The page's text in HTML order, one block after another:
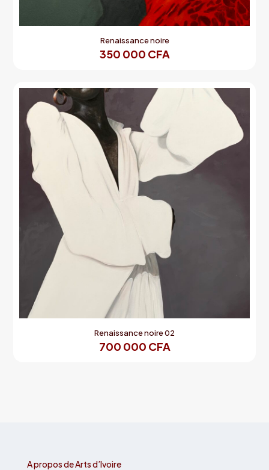
Renaissance noire
350 000 CFA
Renaissance noire 02
700 000 CFA
A propos de Arts d’Ivoire